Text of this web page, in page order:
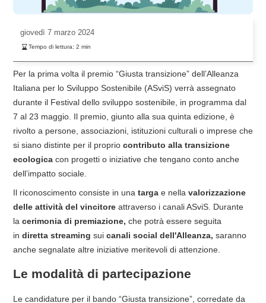
giovedì 7 marzo 2024
Tempo di lettura:2 min
Per la prima volta il premio “Giusta transizione” dell’Alleanza
Italiana per lo Sviluppo Sostenibile (ASviS) verrà assegnato
durante il Festival dello sviluppo sostenibile, in programma dal
7 al 23 maggio. Il premio, giunto alla sua quinta edizione, è
rivolto a persone, associazioni, istituzioni culturali o imprese che
si siano distinte per il proprio contributo alla transizione
ecologica con progetti o iniziative che tengano conto anche
dell’impatto sociale.
Il riconoscimento consiste in una targa e nella valorizzazione
delle attività del vincitore attraverso i canali ASviS. Durante
la cerimonia di premiazione, che potrà essere seguita
in diretta streaming sui canali social dell'Alleanza, saranno
anche segnalate altre iniziative meritevoli di attenzione.
Le modalità di partecipazione
Le candidature per il bando “Giusta transizione”, corredate da